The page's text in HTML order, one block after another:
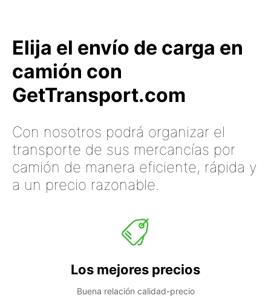
Elija el envío de carga en
camión con
GetTransport.com
Con nosotros podrá organizar el
transporte de sus mercancías por
camión de manera eficiente, rápida y
a un precio razonable.
Los mejores precios
Buena relación calidad-precio